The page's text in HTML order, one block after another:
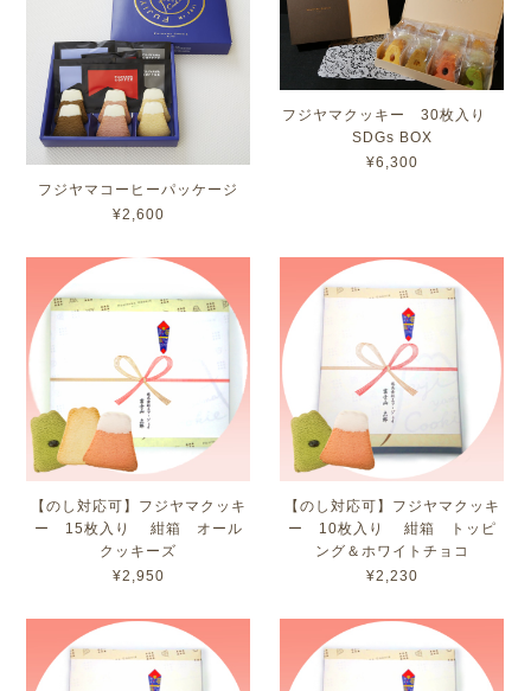
フジヤマコーヒーパッケージ
¥2,600
フジヤマクッキー 30枚入り
SDGs BOX
¥6,300
【のし対応可】フジヤマクッキ
ー 15枚入り 紺箱 オール
クッキーズ
¥2,950
【のし対応可】フジヤマクッキ
ー 10枚入り 紺箱 トッピ
ング＆ホワイトチョコ
¥2,230